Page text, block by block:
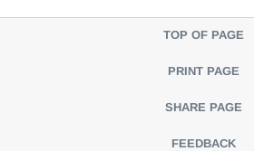
TOP OF PAGE
PRINT PAGE
SHARE PAGE
FEEDBACK